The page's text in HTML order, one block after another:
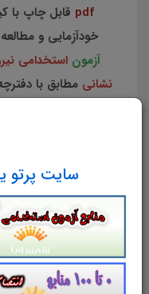
سایت پرتو
pdf قابل چاپ با
خودآزمایی و
آزموناستخدامی
نشانیمطابق با
شامل منابع
جزوه
هفتگانه):
صفحه pdf)